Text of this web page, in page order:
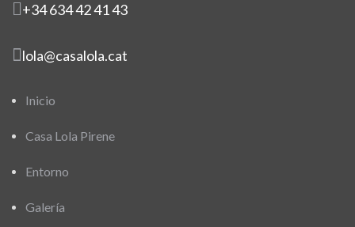
+34 634 42 41 43
lola@casalola.cat
Inicio
Casa Lola Pirene
Entorno
Galería